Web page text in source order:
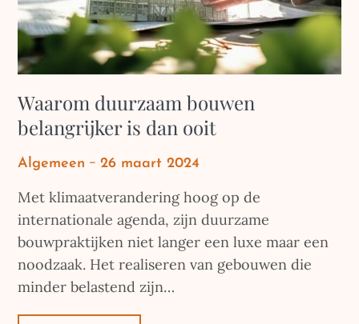
Waarom duurzaam bouwen
belangrijker is dan ooit
Algemeen
Posted
26 maart 2024
Met klimaatverandering hoog op de
internationale agenda, zijn duurzame
bouwpraktijken niet langer een luxe maar een
noodzaak. Het realiseren van gebouwen die
minder belastend zijn…